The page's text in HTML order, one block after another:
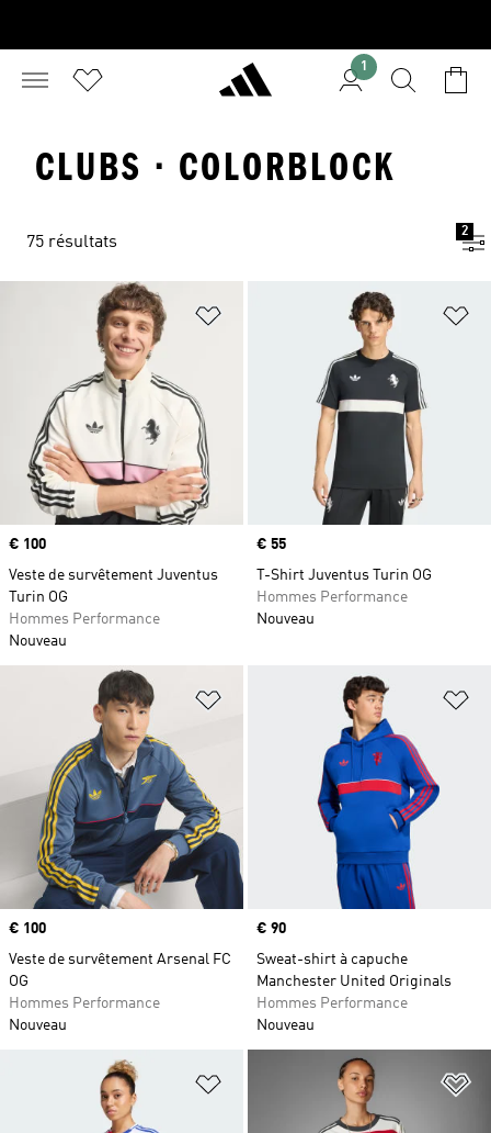
1
CLUBS · COLORBLOCK
75 résultats
2
Ajouter à la Liste de produits
Prix
€ 100
Veste de survêtement Juventus
Turin OG
Hommes Performance
Nouveau
Prix
€ 55
T-Shirt Juventus Turin OG
Hommes Performance
Nouveau
Ajouter à la Liste de produits
Prix
€ 100
Veste de survêtement Arsenal FC
OG
Hommes Performance
Nouveau
Prix
€ 90
Sweat-shirt à capuche
Manchester United Originals
Hommes Performance
Nouveau
Ajouter à la Liste de produits